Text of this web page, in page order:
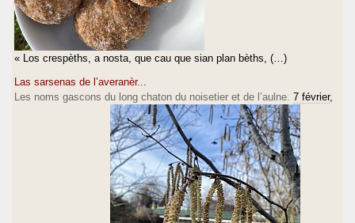
« Los crespèths, a nosta, que cau que sian plan bèths, (…)
Las sarsenas de l’averanèr...
Les noms gascons du long chaton du noisetier et de l’aulne. 7 février,